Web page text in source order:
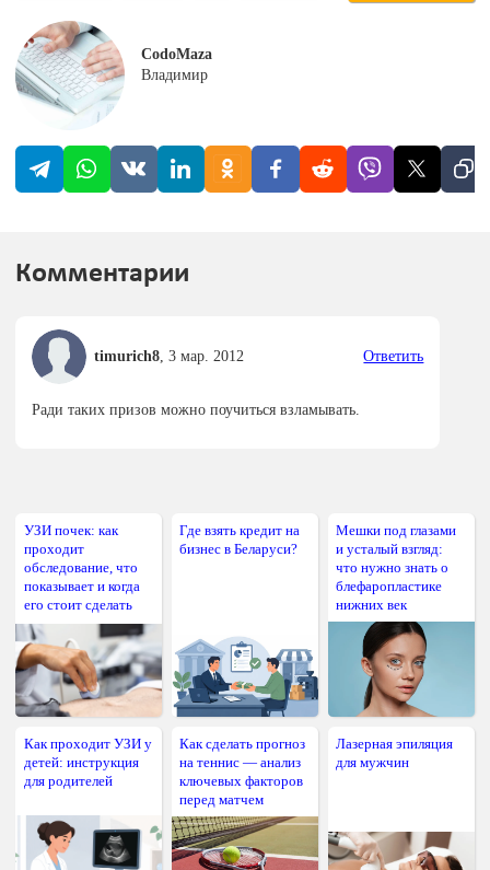
CodoMaza
Владимир
Комментарии
timurich8, 3 мар. 2012 Ответить
Ради таких призов можно поучиться взламывать.
УЗИ почек: как
проходит
обследование, что
показывает и когда
его стоит сделать
Где взять кредит на
бизнес в Беларуси?
Мешки под глазами
и усталый взгляд:
что нужно знать о
блефаропластике
нижних век
Как проходит УЗИ у
детей: инструкция
для родителей
Как сделать прогноз
на теннис — анализ
ключевых факторов
перед матчем
Лазерная эпиляция
для мужчин